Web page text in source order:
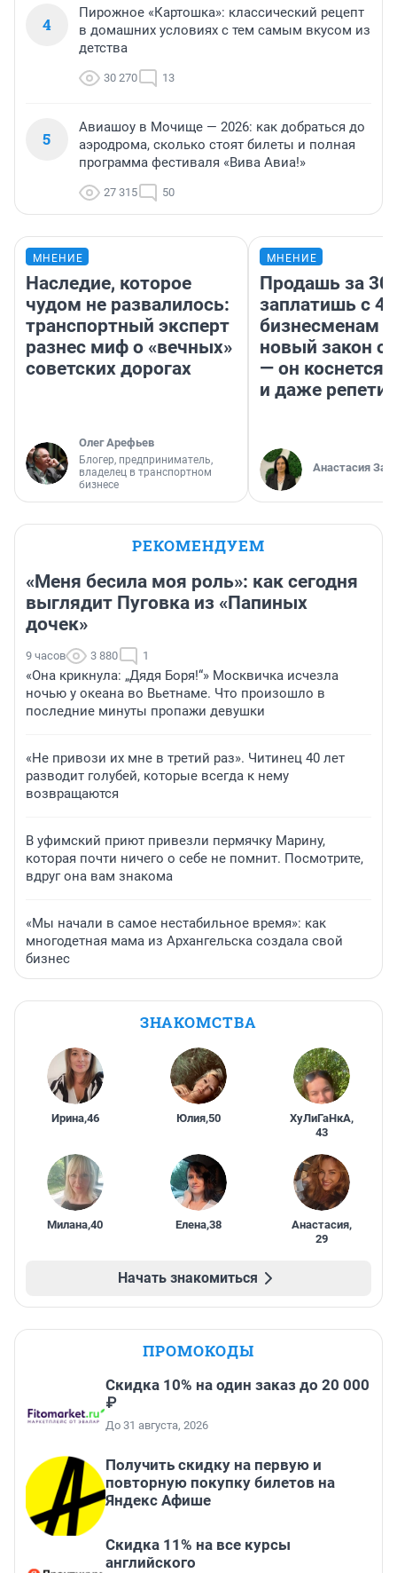
4
Пирожное «Картошка»: классический рецепт
в домашних условиях с тем самым вкусом из
детства
30 270 13
5
Авиашоу в Мочище — 2026: как добраться до
аэродрома, сколько стоят билеты и полная
программа фестиваля «Вива Авиа!»
27 315 50
МНЕНИЕ
Наследие, которое
чудом не развалилось:
транспортный эксперт
разнес миф о «вечных»
советских дорогах
Олег Арефьев
Блогер, предприниматель,
владелец в транспортном
бизнесе
МНЕНИЕ
Продашь за
заплатишь с
бизнесменам
новый закон о
— он коснется
и даже
Анастасия
РЕКОМЕНДУЕМ
«Меня бесила моя роль»: как сегодня
выглядит Пуговка из «Папиных
дочек»
9 часов 3 880 1
«Она крикнула: „Дядя Боря!“» Москвичка исчезла
ночью у океана во Вьетнаме. Что произошло в
последние минуты пропажи девушки
«Не привози их мне в третий раз». Читинец 40 лет
разводит голубей, которые всегда к нему
возвращаются
В уфимский приют привезли пермячку Марину,
которая почти ничего о себе не помнит. Посмотрите,
вдруг она вам знакома
«Мы начали в самое нестабильное время»: как
многодетная мама из Архангельска создала свой
бизнес
ЗНАКОМСТВА
Ирина,46 Юлия,50 ХуЛиГаНкА,
43
Милана,40 Елена,38 Анастасия,
29
Начать знакомиться
ПРОМОКОДЫ
Скидка 10% на один заказ до 20 000
₽
До 31 августа, 2026
Получить скидку на первую и
повторную покупку билетов на
Яндекс Афише
Скидка 11% на все курсы
английского